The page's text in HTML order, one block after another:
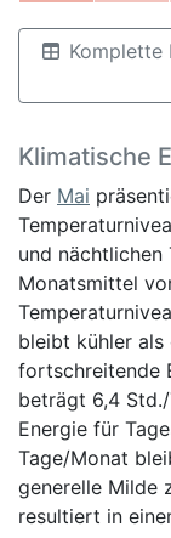
Komplette
Klimatische
Der Mai
und nächtlichen
Monatsmittel
bleibt kühler
fortschreitende
beträgt 6,4
Energie für
Tage/Monat
generelle Milde
resultiert in